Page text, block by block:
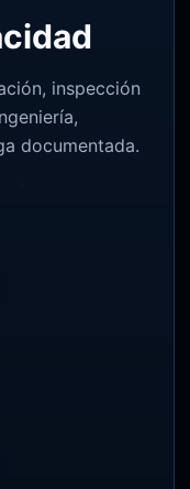
inspección
documentada.